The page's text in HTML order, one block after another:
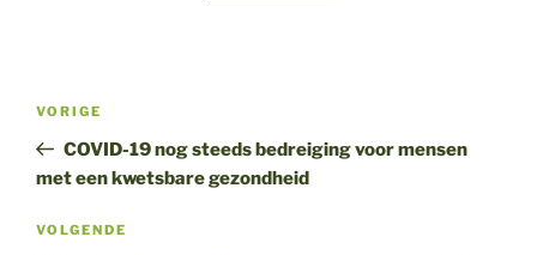
Vorig
bericht
VORIGE
COVID-19 nog steeds bedreiging voor mensen
met een kwetsbare gezondheid
Volgend
VOLGENDE